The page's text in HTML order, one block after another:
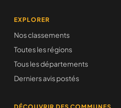
EXPLORER
Nos classements
Toutes les régions
Tous les départements
Derniers avis postés